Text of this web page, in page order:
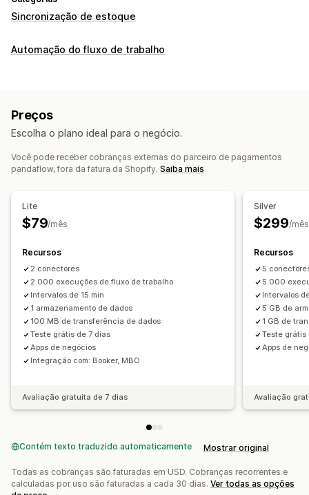
Sincronização de estoque
Automação do fluxo de trabalho
Preços
Escolha o plano ideal para o negócio.
Você pode receber cobranças externas do parceiro de pagamentos
pandaflow, fora da fatura da Shopify. Saiba mais
Lite
$79/mês
Recursos
2 conectores
2.000 execuções de fluxo de trabalho
Intervalos de 15 min
1 armazenamento de dados
100 MB de transferência de dados
Teste grátis de 7 dias
Apps de negócios
Integração com: Booker, MBO
Avaliação gratuita de 7 dias
Silver
$299/mês
Recursos
5
5.000
Intervalos
5 GB de
1 GB de
Teste grátis
Apps de
Avaliação
Contém texto traduzido automaticamente Mostrar original
Todas as cobranças são faturadas em USD. Cobranças recorrentes e
calculadas por uso são faturadas a cada 30 dias. Ver todas as opções